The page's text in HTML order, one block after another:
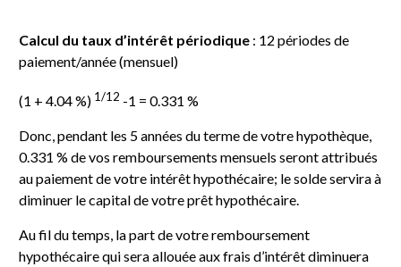
Calcul du taux d’intérêt périodique : 12 périodes de
paiement/année (mensuel)
(1 + 4.04 %) 1/12 -1 = 0.331 %
Donc, pendant les 5 années du terme de votre hypothèque,
0.331 % de vos remboursements mensuels seront attribués
au paiement de votre intérêt hypothécaire; le solde servira à
diminuer le capital de votre prêt hypothécaire.
Au fil du temps, la part de votre remboursement
hypothécaire qui sera allouée aux frais d’intérêt diminuera